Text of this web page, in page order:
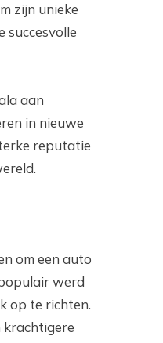
zijn unieke
succesvolle
aan
in nieuwe
reputatie
om een auto
werd
op te richten.
krachtigere